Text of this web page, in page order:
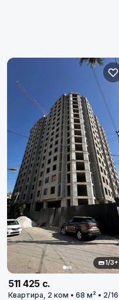
1/3+
511 425 с.
Квартира, 2 ком • 68 м² • 2/16